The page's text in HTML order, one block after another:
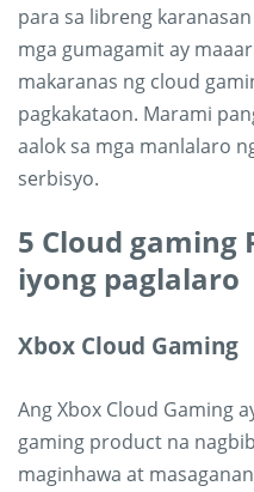
para sa libreng
mga gumagamit ay
makaranas ng cloud
pagkakataon. Marami
aalok sa mga manlalaro
serbisyo.
5 Cloud gaming
iyong paglalaro
Xbox Cloud Gaming
Ang Xbox Cloud Gaming
gaming product na
maginhawa at